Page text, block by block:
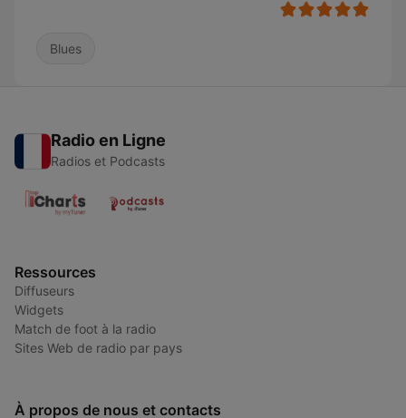
Blues
Radio en Ligne
Radios et Podcasts
Ressources
Diffuseurs
Widgets
Match de foot à la radio
Sites Web de radio par pays
À propos de nous et contacts